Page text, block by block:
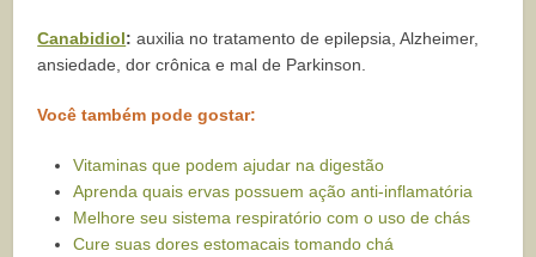
Canabidiol: auxilia no tratamento de epilepsia, Alzheimer,
ansiedade, dor crônica e mal de Parkinson.
Você também pode gostar:
Vitaminas que podem ajudar na digestão
Aprenda quais ervas possuem ação anti-inflamatória
Melhore seu sistema respiratório com o uso de chás
Cure suas dores estomacais tomando chá